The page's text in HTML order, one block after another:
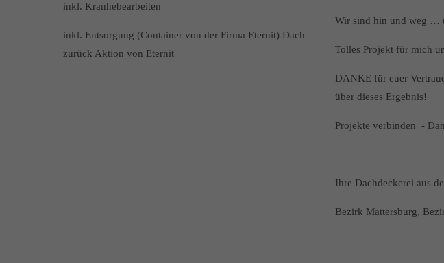
inkl. Kranhebearbeiten
inkl. Entsorgung (Container von der Firma Eternit) Dach
zurück Aktion von Eternit
Wir sind hin und weg …
Tolles Projekt für mich
DANKE für euer
über dieses Ergebnis!
Projekte verbinden -
Ihre Dachdeckerei aus
Bezirk Mattersburg,